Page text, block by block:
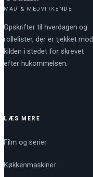
MAD & MEDVIRKENDE
Opskrifter til hverdagen og
rollelister, der er tjekket mod
kilden i stedet for skrevet
efter hukommelsen.
LÆS MERE
Film og serier
Køkkenmaskiner